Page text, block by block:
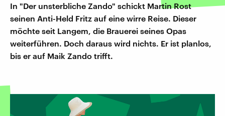
In "Der unsterbliche Zando" schickt Martin Rost
seinen Anti-Held Fritz auf eine wirre Reise. Dieser
möchte seit Langem, die Brauerei seines Opas
weiterführen. Doch daraus wird nichts. Er ist planlos,
bis er auf Maik Zando trifft.